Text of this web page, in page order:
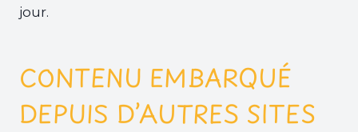
jour.
CONTENU EMBARQUÉ
DEPUIS D’AUTRES SITES